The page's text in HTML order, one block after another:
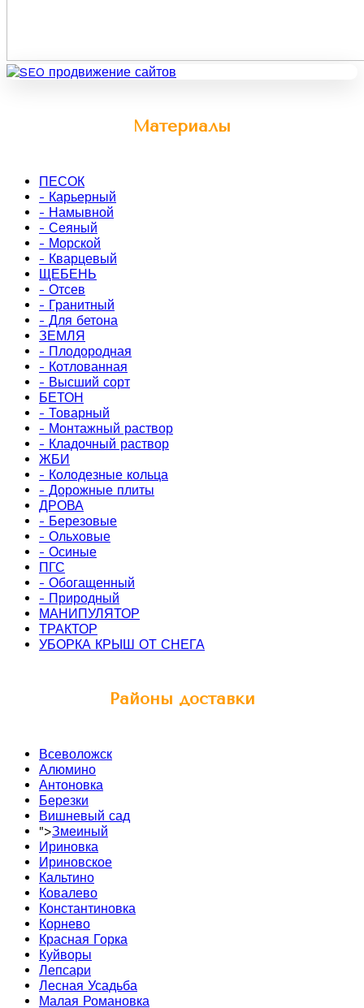
Материалы
ПЕСОК
- Карьерный
- Намывной
- Сеяный
- Морской
- Кварцевый
ЩЕБЕНЬ
- Отсев
- Гранитный
- Для бетона
ЗЕМЛЯ
- Плодородная
- Котлованная
- Высший сорт
БЕТОН
- Товарный
- Монтажный раствор
- Кладочный раствор
ЖБИ
- Колодезные кольца
- Дорожные плиты
ДРОВА
- Березовые
- Ольховые
- Осиные
ПГС
- Обогащенный
- Природный
МАНИПУЛЯТОР
ТРАКТОР
УБОРКА КРЫШ ОТ СНЕГА
Районы доставки
Всеволожск
Алюмино
Антоновка
Березки
Вишневый сад
">Змеиный
Ириновка
Ириновское
Кальтино
Ковалево
Константиновка
Корнево
Красная Горка
Куйворы
Лепсари
Лесная Усадьба
Малая Романовка